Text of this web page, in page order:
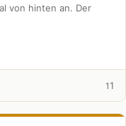
von hinten an. Der
11